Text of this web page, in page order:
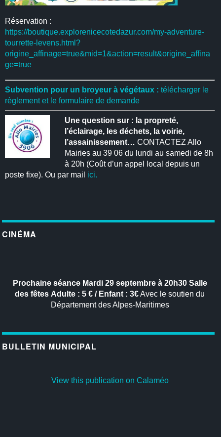
Réservation :
https://boutique.explorenicecotedazur.com/my-adventure-
tourrette-levens.html?
origine_affinage=true&mid=1&action=result&origine_affina
ge=true
Subvention pour un broyeur à végétaux : télécharger le
règlement et le formulaire de demande
Une question sur : la propreté,
l’éclairage, les déchets, la voirie,
l’assainissement… CONTACTEZ Allo
Mairies au 39 06 du lundi au samedi de 8h
à 20h (Coût d’un appel local depuis un
poste fixe). Ou par mail ici.
CINÉMA
Prochaine séanceMardi 29 septembre à 20h30 Salle
des fêtes Adulte : 5 € / Enfant : 3€Avec le soutien du
Département des Alpes-Maritimes
BULLETIN MUNICIPAL
View this publication on Calaméo